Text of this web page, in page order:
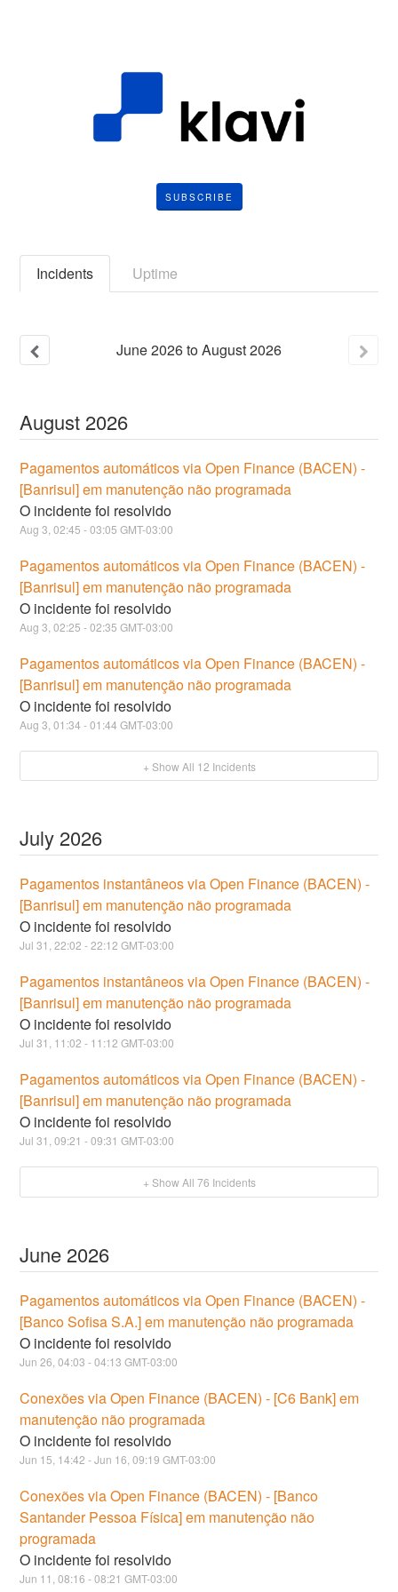
SUBSCRIBE
Incidents Uptime
June2026toAugust2026
August 2026
Pagamentos automáticos via Open Finance (BACEN) -
[Banrisul] em manutenção não programada
O incidente foi resolvido
Aug3 ,02:45 -03:05 GMT-03:00
Pagamentos automáticos via Open Finance (BACEN) -
[Banrisul] em manutenção não programada
O incidente foi resolvido
Aug3 ,02:25 -02:35 GMT-03:00
Pagamentos automáticos via Open Finance (BACEN) -
[Banrisul] em manutenção não programada
O incidente foi resolvido
Aug3 ,01:34 -01:44 GMT-03:00
+ Show All 12 Incidents
July 2026
Pagamentos instantâneos via Open Finance (BACEN) -
[Banrisul] em manutenção não programada
O incidente foi resolvido
Jul31 ,22:02 -22:12 GMT-03:00
Pagamentos instantâneos via Open Finance (BACEN) -
[Banrisul] em manutenção não programada
O incidente foi resolvido
Jul31 11:02 - 11:12 GMT-03:00
Pagamentos automáticos via Open Finance (BACEN) -
[Banrisul] em manutenção não programada
O incidente foi resolvido
Jul31 ,09:21 -09:31 GMT-03:00
+ Show All 76 Incidents
June 2026
Pagamentos automáticos via Open Finance (BACEN) -
[Banco Sofisa S.A.] em manutenção não programada
O incidente foi resolvido
Jun26 ,04:03 -04:13 GMT-03:00
Conexões via Open Finance (BACEN) - [C6 Bank] em
manutenção não programada
O incidente foi resolvido
Jun 15 14:42 - Jun 16 ,09:19 GMT-03:00
Conexões via Open Finance (BACEN) - [Banco
Santander Pessoa Física] em manutenção não
programada
O incidente foi resolvido
Jun 11 ,08:16 -08:21 GMT-03:00